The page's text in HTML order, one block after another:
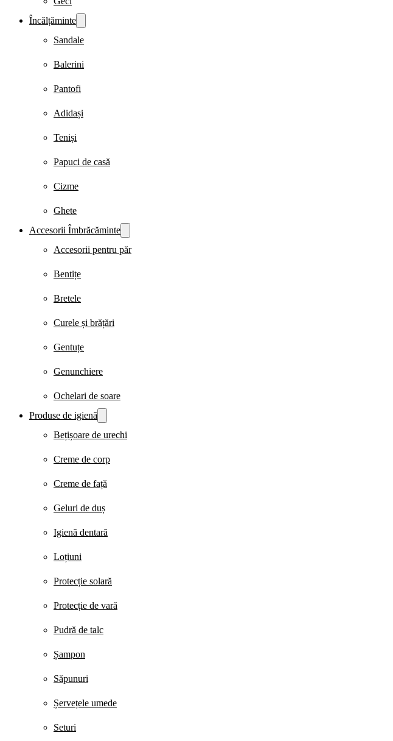
Încălțăminte
Sandale
Balerini
Pantofi
Adidași
Teniși
Papuci de casă
Cizme
Ghete
Accesorii Îmbrăcăminte
Accesorii pentru păr
Bentițe
Bretele
Curele și brățări
Gentuțe
Genunchiere
Ochelari de soare
Produse de igienă
Bețișoare de urechi
Creme de corp
Creme de față
Geluri de duș
Igienă dentară
Loțiuni
Protecție solară
Protecție de vară
Pudră de talc
Șampon
Săpunuri
Șervețele umede
Seturi